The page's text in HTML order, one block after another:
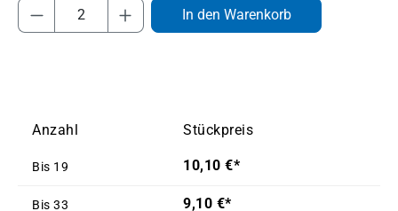
Produkt Anzahl: Gib den gewünschten
In den Warenkorb
Anzahl Stückpreis
Bis 19 10,10 €*
Bis 33 9,10 €*